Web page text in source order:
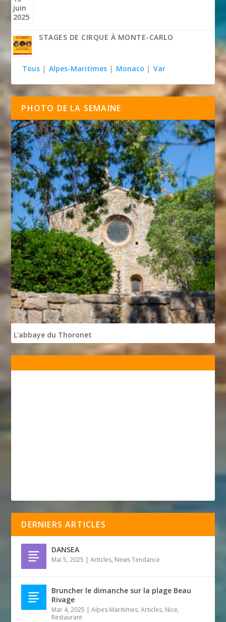
STAGES DE CIRQUE À MONTE-CARLO
Tous | Alpes-Maritimes | Monaco | Var
PHOTO DE LA SEMAINE
L'abbaye du Thoronet
DERNIERS ARTICLES
DANSEA
Mai 5, 2025 |Articles, News Tendance
Bruncher le dimanche sur la plage Beau
Rivage
Mar 4, 2025 |Alpes-Maritimes,Articles, Nice,
Restaurant